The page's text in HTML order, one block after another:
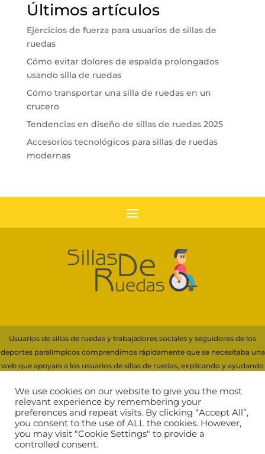
Últimos artículos
Ejercicios de fuerza para usuarios de sillas de
ruedas
Cómo evitar dolores de espalda prolongados
usando silla de ruedas
Cómo transportar una silla de ruedas en un
crucero
Tendencias en diseño de sillas de ruedas 2025
Accesorios tecnológicos para sillas de ruedas
modernas
Usuarios de sillas de ruedas y trabajadores sociales y seguidores de los
deportes paralímpicos comprendimos rápidamente que se necesitaba una
web que apoyara a los usuarios de sillas de ruedas, explicando y ayudando
Para financiar servidores y recursos necesarios de esta web, participamos
en programas de afiliación que generan ingresos por compras cualificadas,
incluyendo Amazon EU
Comprar silla de ruedas|
We use cookies on our website to give you the most
relevant experience by remembering your
preferences and repeat visits. By clicking “Accept All”,
you consent to the use of ALL the cookies. However,
you may visit "Cookie Settings" to provide a
controlled consent.